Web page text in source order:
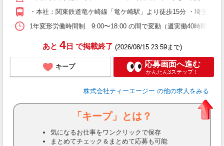
・本社：関東鉄道竜ケ崎線「竜ケ崎駅」より徒歩15分 ・埼玉営
1年変形労働時間制 9:00〜18:00 の間で変動（週実働40時間）
あと 4日 で掲載終了 (2026/08/15 23:59まで)
キープ 応募画面へ進む
かんたん3ステップ！
株式会社ティーエージー の他の求人をみる
「キープ」とは？
気になるお仕事をワンクリックで保存
まとめてチェック＆まとめて応募も可能